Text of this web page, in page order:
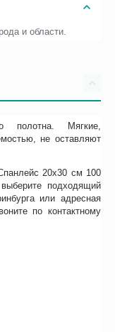
и области.
полотна. Мягкие,
не оставляют
20х30 см 100
подходящий
или адресная
по контактному